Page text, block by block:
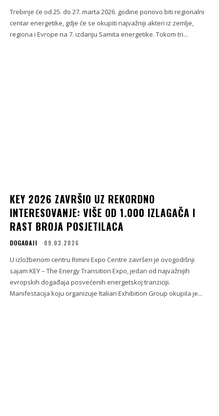
Trebinje će od 25. do 27. marta 2026. godine ponovo biti regionalni
centar energetike, gdje će se okupiti najvažniji akteri iz zemlje,
regiona i Evrope na 7. izdanju Samita energetike. Tokom tri...
KEY 2026 ZAVRŠIO UZ REKORDNO
INTERESOVANJE: VIŠE OD 1.000 IZLAGAČA I
RAST BROJA POSJETILACA
DOGAĐAJI 09.03.2026
U izložbenom centru Rimini Expo Centre završen je ovogodišnji
sajam KEY – The Energy Transition Expo, jedan od najvažnijih
evropskih događaja posvećenih energetskoj tranziciji.
Manifestacija koju organizuje Italian Exhibition Group okupila je...